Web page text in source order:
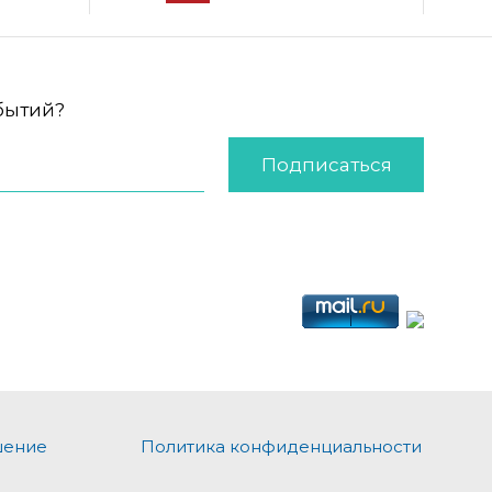
Подписаться
Политика конфиденциальности